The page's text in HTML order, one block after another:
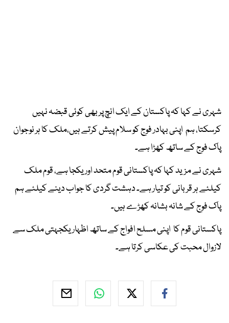
شہری نے کہا کہ پاکستان کے ایک انچ پر بھی کوئی قبضہ نہیں
کرسکتا، ہم اپنی بہادر فوج کو سلام پیش کرتے ہیں،ملک کا ہر نوجوان
پاک فوج کے ساتھ کھڑا ہے۔
شہری نے مزید کہا کہ پاکستانی قوم متحد اور یکجا ہے، قوم ملک
کیلئے ہر قربانی کو تیار ہے۔ دہشت گردی کا جواب دینے کیلئے ہم
پاک فوج کے شانہ بشانہ کھڑے ہیں۔
پاکستانی قوم کا اپنی مسلح افواج کے ساتھ اظہار یکجہتی ملک سے
لازوال محبت کی عکاسی کرتا ہے۔